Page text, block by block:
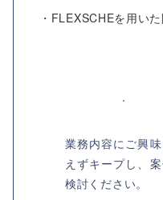
・FLEXSCHEを用い
業務内容にご興
えずキープし、
検討ください。